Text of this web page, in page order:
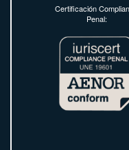
Certificación
Penal: